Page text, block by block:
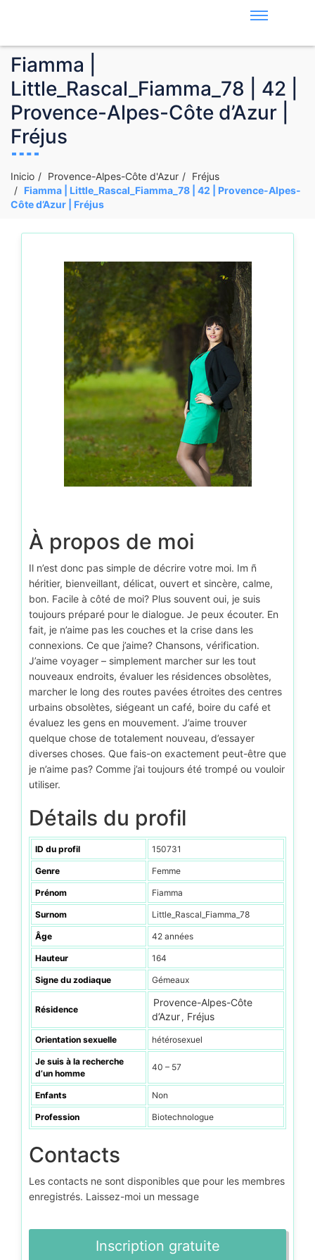
Fiamma |
Little_Rascal_Fiamma_78 | 42 |
Provence-Alpes-Côte d’Azur |
Fréjus
Inicio Provence-Alpes-Côte d'Azur
Fréjus
Fiamma | Little_Rascal_Fiamma_78 | 42 | Provence-Alpes-
Côte d’Azur | Fréjus
À propos de moi
Il n’est donc pas simple de décrire votre moi. Im ñ
héritier, bienveillant, délicat, ouvert et sincère, calme,
bon. Facile à côté de moi? Plus souvent oui, je suis
toujours préparé pour le dialogue. Je peux écouter. En
fait, je n’aime pas les couches et la crise dans les
connexions. Ce que j’aime? Chansons, vérification.
J’aime voyager – simplement marcher sur les tout
nouveaux endroits, évaluer les résidences obsolètes,
marcher le long des routes pavées étroites des centres
urbains obsolètes, siégeant un café, boire du café et
évaluez les gens en mouvement. J’aime trouver
quelque chose de totalement nouveau, d’essayer
diverses choses. Que fais-on exactement peut-être que
je n’aime pas? Comme j’ai toujours été trompé ou vouloir
utiliser.
Détails du profil
ID du profil 150731
Genre Femme
Prénom Fiamma
Surnom Little_Rascal_Fiamma_78
Âge 42 années
Hauteur 164
Signe du zodiaque Gémeaux
Résidence
Provence-Alpes-Côte
d’Azur , Fréjus
Orientation sexuelle hétérosexuel
Je suis à la recherche
d’un homme
40 – 57
Enfants Non
Profession Biotechnologue
Contacts
Les contacts ne sont disponibles que pour les membres
enregistrés. Laissez-moi un message
Inscription gratuite